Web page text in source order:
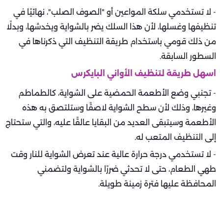
- لا تستخدمي سلكة المواعين أو "الصوف الصلب"، نهائيًا في
تنظيفها وغسلها، لأن هذا السلك يضر بالشواية ويخدشها، وبدلًا
من ذلك قومي باستخدام طريقة التنظيف التي ذكرناها في
السطور السابقة.
اسهل طريقة لتنظيف الأواني البايكرس
- تجنبي وضع الأطعمة الحمضية على الشواية، كالطماطم
وغيرها، وذلك لأن سطح الشواية لاصقًا وستلتصق به هذه
الأطعمة وسيتبقى العديد من البقايا عالقًا عليه، والتي ستحتاج
إلى التنظيف المتعب له.
- لا تستخدمي درجة حرارة عالية عند تعرض الشواية للنار وقت
طهي الطعام، حتى لا تحدثي ضررًا بالشواية ولتضمني
المحافظة عليها فترة زمينة طويلة.